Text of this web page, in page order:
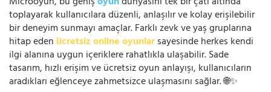
toplayarak kullanıcılara düzenli, anlaşılır ve kolay erişilebilir
bir deneyim sunmayı amaçlar. Farklı zevk ve yaş gruplarına
hitap eden ücretsiz online oyunlarsayesinde herkes kendi
ilgi alanına uygun içeriklere rahatlıkla ulaşabilir. Sade
tasarım, hızlı erişim ve ücretsiz oyun anlayışı, kullanıcıların
aradıkları eğlenceye zahmetsizce ulaşmasını sağlar. 🌐✨